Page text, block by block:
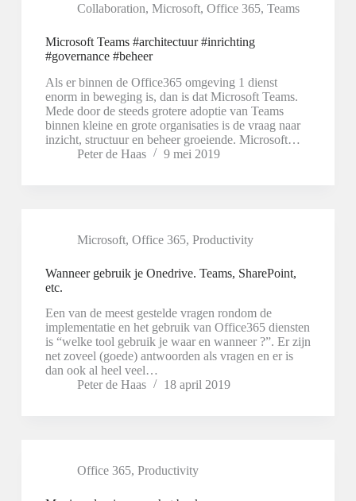
Collaboration, Microsoft, Office 365, Teams
Microsoft Teams #architectuur #inrichting
#governance #beheer
Als er binnen de Office365 omgeving 1 dienst
enorm in beweging is, dan is dat Microsoft Teams.
Mede door de steeds grotere adoptie van Teams
binnen kleine en grote organisaties is de vraag naar
inzicht, structuur en beheer groeiende. Microsoft…
Peter de Haas
9 mei 2019
Microsoft, Office 365, Productivity
Wanneer gebruik je Onedrive. Teams, SharePoint,
etc.
Een van de meest gestelde vragen rondom de
implementatie en het gebruik van Office365 diensten
is “welke tool gebruik je waar en wanneer ?”. Er zijn
net zoveel (goede) antwoorden als vragen en er is
dan ook al heel veel…
Peter de Haas
18 april 2019
Office 365, Productivity